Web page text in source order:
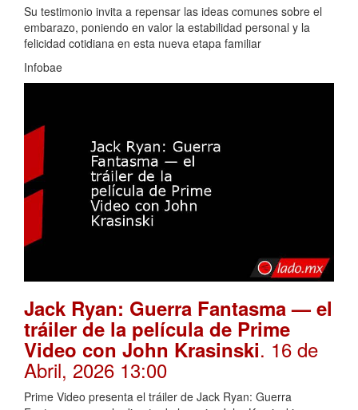
Su testimonio invita a repensar las ideas comunes sobre el
embarazo, poniendo en valor la estabilidad personal y la
felicidad cotidiana en esta nueva etapa familiar
Infobae
Jack Ryan: Guerra Fantasma — el
tráiler de la película de Prime
Video con John Krasinski. 16 de
Abril, 2026 13:00
Prime Video presenta el tráiler de Jack Ryan: Guerra